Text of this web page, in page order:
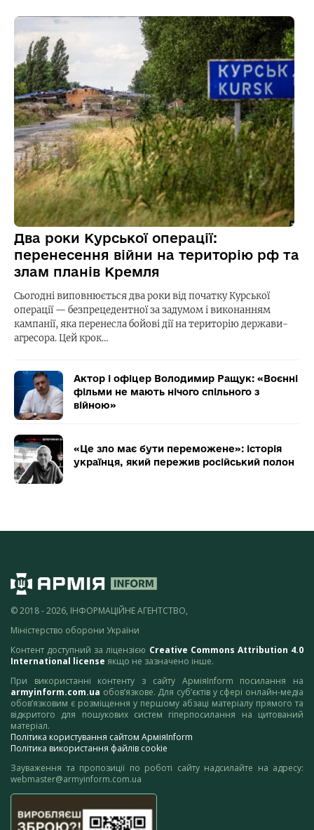
Два роки Курської операції:
перенесення війни на територію рф та
злам планів Кремля
Сьогодні виповнюється два роки від початку Курської
операції — безпрецедентної за задумом і виконанням
кампанії, яка перенесла бойові дії на територію держави-
агресора. Цей крок…
Актор і офіцер Володимир Ращук: «Воєнні
фільми не мають нічого спільного з
війною»
«Це зло має бути переможене»: історія
українця, який пережив російський полон
© 2018 - 2026, ІНФОРМАЦІЙНЕ АГЕНТСТВО,
Міністерство оборони України
Контент доступний за ліцензією Creative Commons Attribution 4.0
International license якщо не зазначено інше.
При використанні контенту з сайту АрміяInform посилання на
armyinform.com.ua обов’язкове. Для суб’єктів у сфері онлайн-медіа
обов’язковим є розміщення у першому абзаці матеріалу прямого та
відкритого для пошукових систем гіперпосилання на цитований
матеріал.
Політика користування сайтом АрміяInform
Політика використання файлів cookie
Зауваження та пропозиції по роботі сайту надсилайте на адресу:
webmaster@armyinform.com.ua